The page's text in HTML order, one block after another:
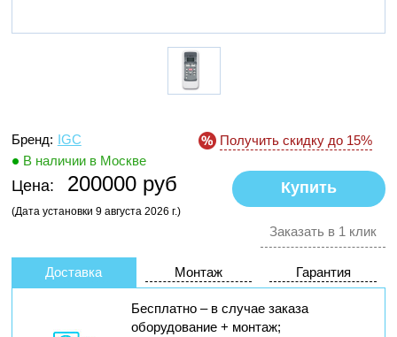
Бренд: IGC
В наличии в Москве
Цена: 200000 руб
(Дата установки 9 августа 2026 г.)
Получить скидку до 15%
Заказать в 1 клик
Доставка Монтаж Гарантия
Бесплатно – в случае заказа
оборудование + монтаж;